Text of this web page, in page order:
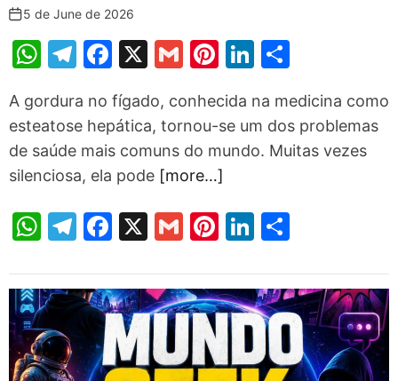
5 de June de 2026
W
at
s
A
p
T
e
gr
a
m
F
c
e
b
o
o
k
X
G
ai
l
Pi
er
e
st
Li
k
e
dI
ar
e
A gordura no fígado, conhecida na medicina como
esteatose hepática, tornou-se um dos problemas
de saúde mais comuns do mundo. Muitas vezes
silenciosa, ela pode [more…]
W
at
s
A
p
T
e
gr
a
m
F
c
e
b
o
X
G
ai
l
Pi
er
e
st
Li
k
e
dI
n
ar
e